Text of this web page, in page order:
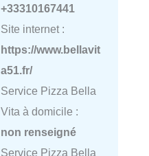
+33310167441
Site internet :
https://www.bellavit
a51.fr/
Service Pizza Bella
Vita à domicile :
non renseigné
Service Pizza Bella